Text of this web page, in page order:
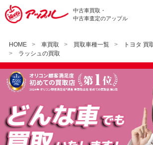
中古車買取・
中古車査定のアップル
HOME 車買取 買取車種一覧
トヨタ 買
ラッシュの買取